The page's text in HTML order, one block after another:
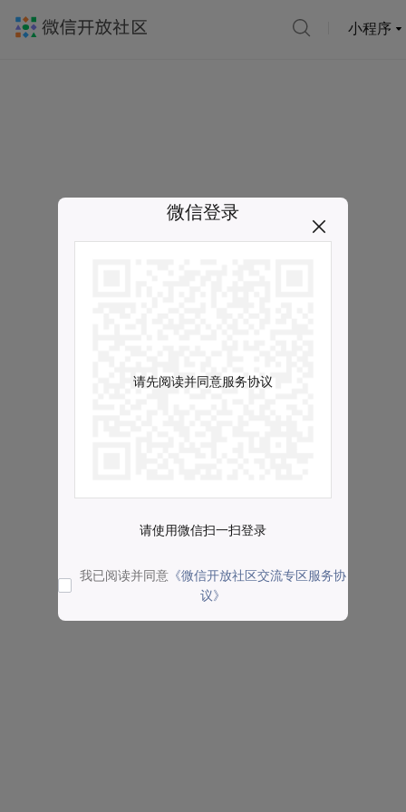
小程序
微信登录
请先阅读并同意服务协议
请使用微信扫一扫登录
我已阅读并同意 《微信开放社区交流专区服务协
议》